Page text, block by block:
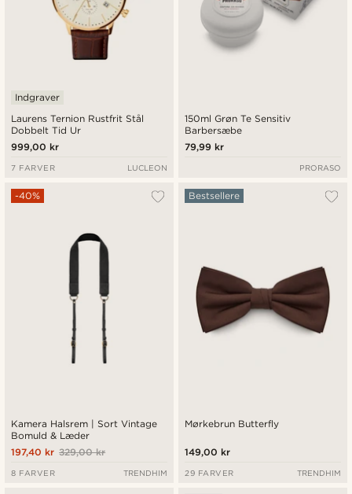
Laurens Ternion Rustfrit Stål
Dobbelt Tid Ur
Indgraver
999,00 kr
7 FARVER LUCLEON
150ml Grøn Te Sensitiv
Barbersæbe
79,99 kr
PRORASO
Kamera Halsrem | Sort Vintage
Bomuld & Læder
-40%
329,00 kr
197,40 kr
8 FARVER TRENDHIM
Mørkebrun Butterfly
Bestsellere
149,00 kr
29 FARVER TRENDHIM